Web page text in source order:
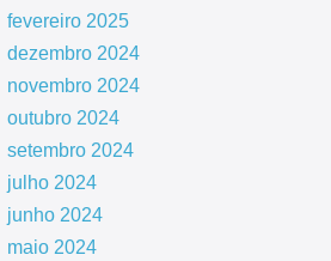
fevereiro 2025
dezembro 2024
novembro 2024
outubro 2024
setembro 2024
julho 2024
junho 2024
maio 2024